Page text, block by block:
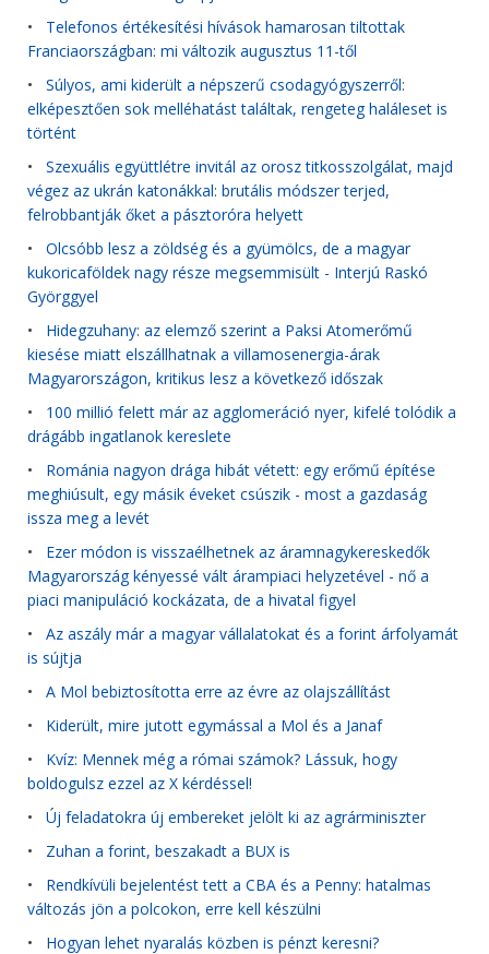
• Telefonos értékesítési hívások hamarosan tiltottak
Franciaországban: mi változik augusztus 11-től
• Súlyos, ami kiderült a népszerű csodagyógyszerről:
elképesztően sok melléhatást találtak, rengeteg haláleset is
történt
• Szexuális együttlétre invitál az orosz titkosszolgálat, majd
végez az ukrán katonákkal: brutális módszer terjed,
felrobbantják őket a pásztoróra helyett
• Olcsóbb lesz a zöldség és a gyümölcs, de a magyar
kukoricaföldek nagy része megsemmisült - Interjú Raskó
Györggyel
• Hidegzuhany: az elemző szerint a Paksi Atomerőmű
kiesése miatt elszállhatnak a villamosenergia-árak
Magyarországon, kritikus lesz a következő időszak
• 100 millió felett már az agglomeráció nyer, kifelé tolódik a
drágább ingatlanok kereslete
• Románia nagyon drága hibát vétett: egy erőmű építése
meghiúsult, egy másik éveket csúszik - most a gazdaság
issza meg a levét
• Ezer módon is visszaélhetnek az áramnagykereskedők
Magyarország kényessé vált árampiaci helyzetével - nő a
piaci manipuláció kockázata, de a hivatal figyel
• Az aszály már a magyar vállalatokat és a forint árfolyamát
is sújtja
• A Mol bebiztosította erre az évre az olajszállítást
• Kiderült, mire jutott egymással a Mol és a Janaf
• Kvíz: Mennek még a római számok? Lássuk, hogy
boldogulsz ezzel az X kérdéssel!
• Új feladatokra új embereket jelölt ki az agrárminiszter
• Zuhan a forint, beszakadt a BUX is
• Rendkívüli bejelentést tett a CBA és a Penny: hatalmas
változás jön a polcokon, erre kell készülni
• Hogyan lehet nyaralás közben is pénzt keresni?